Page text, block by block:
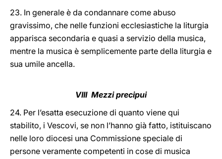
23. In generale è da condannare come abuso
gravissimo, che nelle funzioni ecclesiastiche la liturgia
apparisca secondaria e quasi a servizio della musica,
mentre la musica è semplicemente parte della liturgia e
sua umile ancella.
VIII Mezzi precipui
24. Per l’esatta esecuzione di quanto viene qui
stabilito, i Vescovi, se non l’hanno già fatto, istituiscano
nelle loro diocesi una Commissione speciale di
persone veramente competenti in cose di musica